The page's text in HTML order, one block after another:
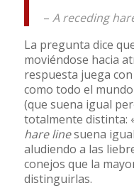
– A receding
La pregunta dice
moviéndose hacia
respuesta juega
como todo el
(que suena igual
totalmente distinta:
hare linesuena
aludiendo a las
conejos que la
distinguirlas.